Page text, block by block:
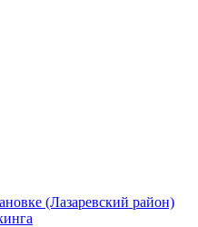
(Лазаревский район)